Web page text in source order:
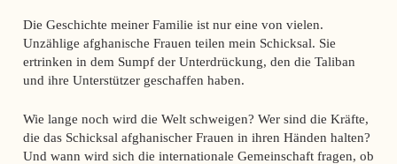
Die Geschichte meiner Familie ist nur eine von vielen.
Unzählige afghanische Frauen teilen mein Schicksal. Sie
ertrinken in dem Sumpf der Unterdrückung, den die Taliban
und ihre Unterstützer geschaffen haben.
Wie lange noch wird die Welt schweigen? Wer sind die Kräfte,
die das Schicksal afghanischer Frauen in ihren Händen halten?
Und wann wird sich die internationale Gemeinschaft fragen, ob